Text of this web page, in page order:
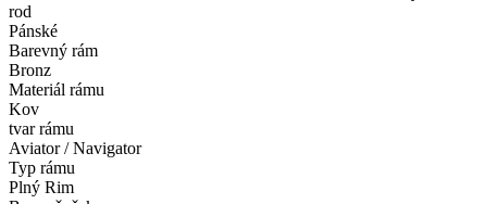
rod
Pánské
Barevný rám
Bronz
Materiál rámu
Kov
tvar rámu
Aviator / Navigator
Typ rámu
Plný Rim